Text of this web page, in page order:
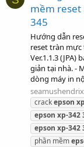
mềm reset
345
Hướng dẫn
reset tràn mực
Ver.1.1.3
giản tại nhà. -
dòng máy in
seamushendrix
crackepson
epson xp-342
epson xp-342
phần mềm